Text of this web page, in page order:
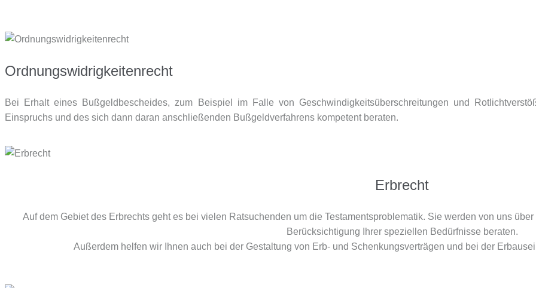
Ordnungswidrigkeitenrecht
Bei Erhalt eines Bußgeldbescheides, zum Beispiel im Falle von Geschwindigkeitsüberschreitungen und
Einspruchs und des sich dann daran anschließenden Bußgeldverfahrens kompetent beraten.
Erbrecht
Auf dem Gebiet des Erbrechts geht es bei vielen Ratsuchenden um die Testamentsproblematik. Sie werden von uns
Berücksichtigung Ihrer speziellen Bedürfnisse beraten.
Außerdem helfen wir Ihnen auch bei der Gestaltung von Erb- und Schenkungsverträgen und bei der